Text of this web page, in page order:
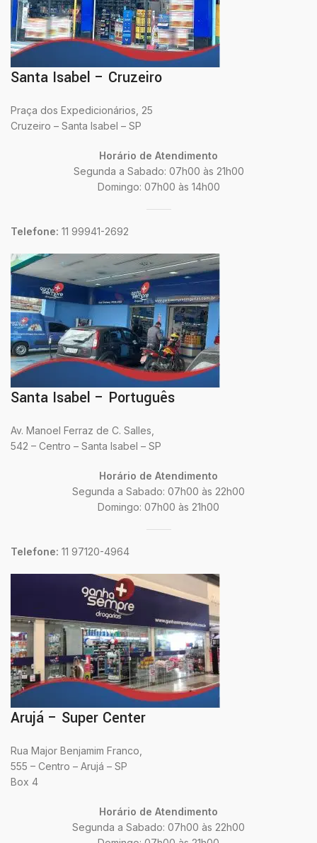
Santa Isabel – Cruzeiro
Praça dos Expedicionários, 25
Cruzeiro – Santa Isabel – SP
Horário de Atendimento
Segunda a Sabado: 07h00 às 21h00
Domingo: 07h00 às 14h00
Telefone: 11 99941-2692
Santa Isabel – Português
Av. Manoel Ferraz de C. Salles,
542 – Centro – Santa Isabel – SP
Horário de Atendimento
Segunda a Sabado: 07h00 às 22h00
Domingo: 07h00 às 21h00
Telefone: 11 97120-4964
Arujá – Super Center
Rua Major Benjamim Franco,
555 – Centro – Arujá – SP
Box 4
Horário de Atendimento
Segunda a Sabado: 07h00 às 22h00